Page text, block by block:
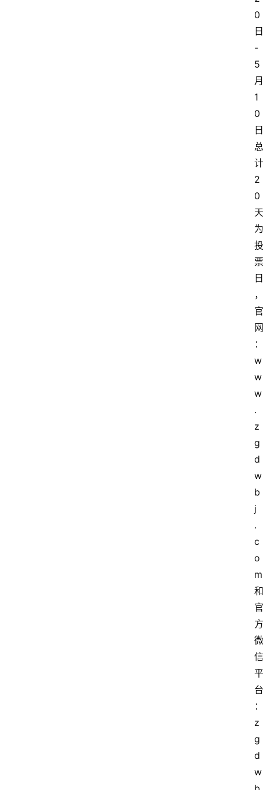
0
日
-
5
月
1
0
日
总
计
2
0
天
为
投
票
日
，
官
网
：
w
w
w
.
z
g
d
w
b
j
.
c
o
m
和
官
方
微
信
平
台
：
z
g
d
w